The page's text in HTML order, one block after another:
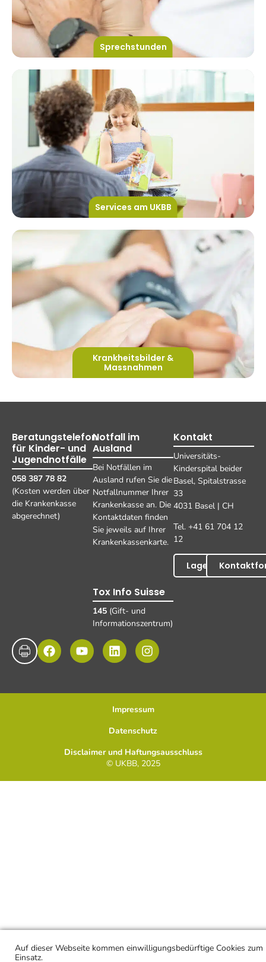
Sprechstunden
Services am UKBB
Krankheitsbilder &
Massnahmen
Beratungstelefon
für Kinder- und
Jugendnotfälle
058 387 78 82
(Kosten werden über
die Krankenkasse
abgerechnet)
Notfall im
Ausland
Bei Notfällen im
Ausland rufen Sie die
Notfallnummer Ihrer
Krankenkasse an. Die
Kontaktdaten finden
Sie jeweils auf Ihrer
Krankenkassenkarte.
Tox Info Suisse
145 (Gift- und
Informationszentrum)
Kontakt
Universitäts-
Kinderspital beider
Basel, Spitalstrasse
33
4031 Basel | CH
Tel. +41 61 704 12
12
Lageplan
© UKBB, 2025
Impressum
Datenschutz
Disclaimer und Haftungsausschluss